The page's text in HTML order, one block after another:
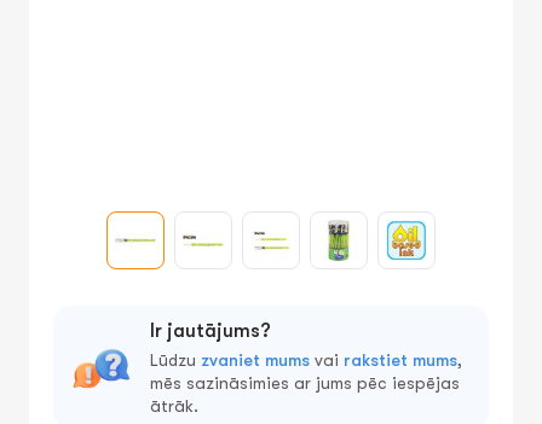
Ir jautājums?
Lūdzu zvaniet mums vai rakstiet mums,
mēs sazināsimies ar jums pēc iespējas
ātrāk.